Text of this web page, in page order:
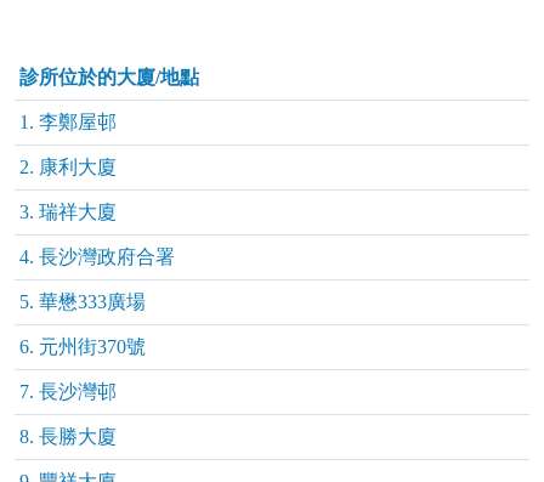
診所位於的大廈/地點
1. 李鄭屋邨
2. 康利大廈
3. 瑞祥大廈
4. 長沙灣政府合署
5. 華懋333廣場
6. 元州街370號
7. 長沙灣邨
8. 長勝大廈